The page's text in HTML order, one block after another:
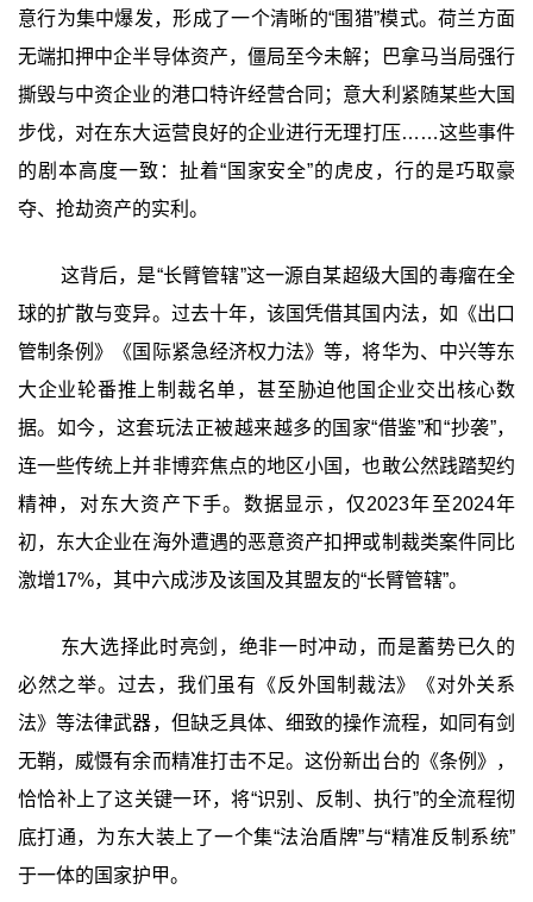
意行为集中爆发，形成了一个清晰的“围猎”模式。荷兰方面
无端扣押中企半导体资产，僵局至今未解；巴拿马当局强行
撕毁与中资企业的港口特许经营合同；意大利紧随某些大国
步伐，对在东大运营良好的企业进行无理打压……这些事件
的剧本高度一致：扯着“国家安全”的虎皮，行的是巧取豪
夺、抢劫资产的实利。
这背后，是“长臂管辖”这一源自某超级大国的毒瘤在全
球的扩散与变异。过去十年，该国凭借其国内法，如《出口
管制条例》《国际紧急经济权力法》等，将华为、中兴等东
大企业轮番推上制裁名单，甚至胁迫他国企业交出核心数
据。如今，这套玩法正被越来越多的国家“借鉴”和“抄袭”，
连一些传统上并非博弈焦点的地区小国，也敢公然践踏契约
精神，对东大资产下手。数据显示，仅2023年至2024年
初，东大企业在海外遭遇的恶意资产扣押或制裁类案件同比
激增17%，其中六成涉及该国及其盟友的“长臂管辖”。
东大选择此时亮剑，绝非一时冲动，而是蓄势已久的
必然之举。过去，我们虽有《反外国制裁法》《对外关系
法》等法律武器，但缺乏具体、细致的操作流程，如同有剑
无鞘，威慑有余而精准打击不足。这份新出台的《条例》，
恰恰补上了这关键一环，将“识别、反制、执行”的全流程彻
底打通，为东大装上了一个集“法治盾牌”与“精准反制系统”
于一体的国家护甲。